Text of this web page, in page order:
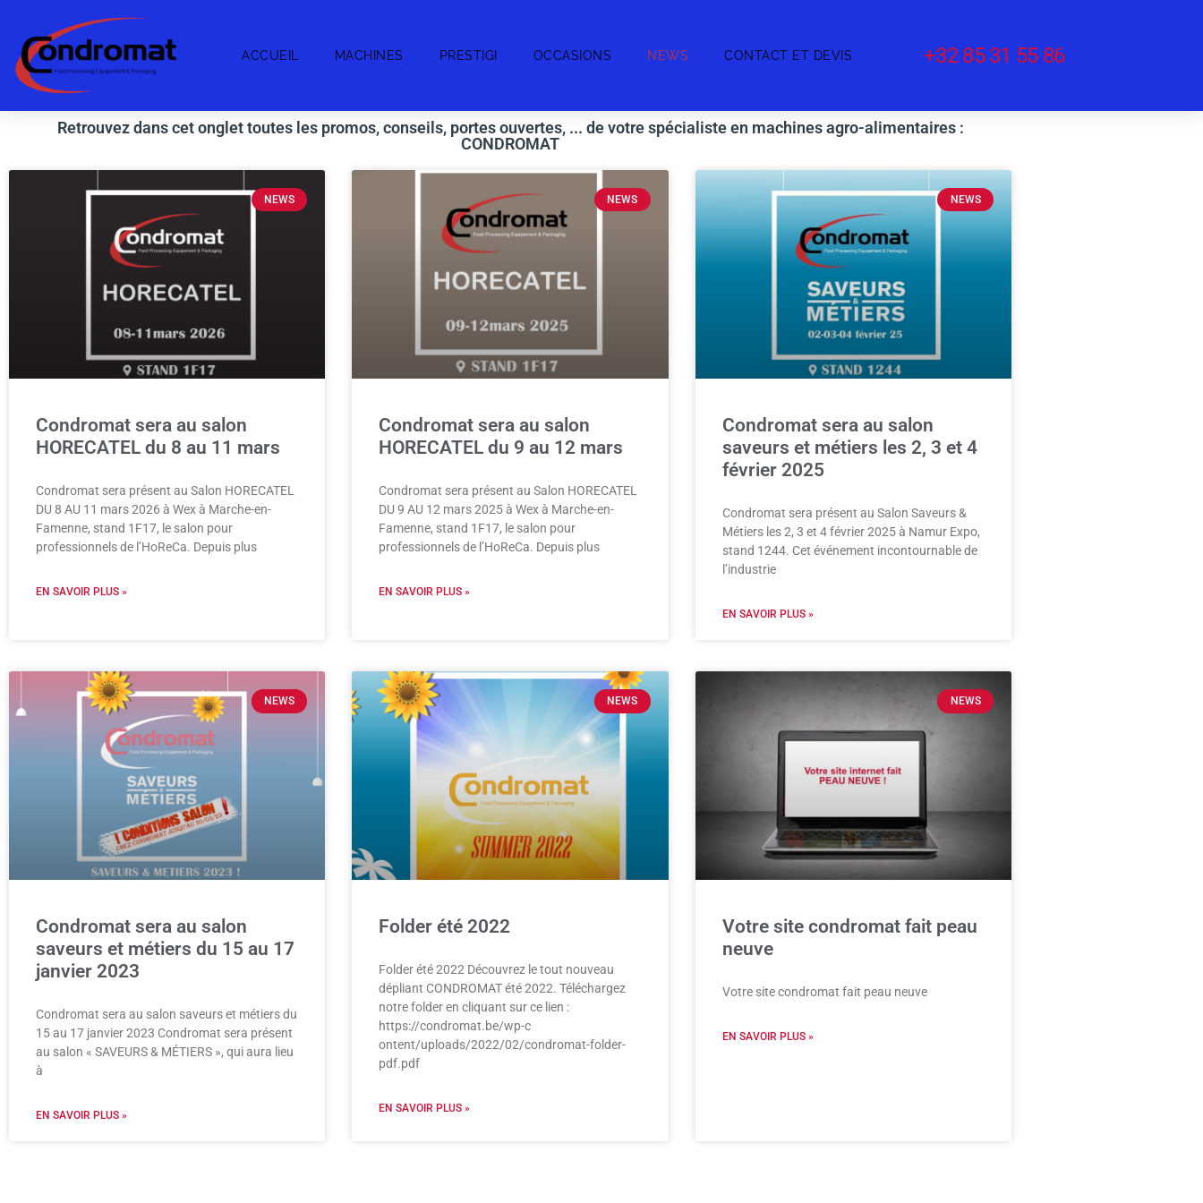
ACCUEIL MACHINES PRESTIGI OCCASIONS NEWS CONTACT ET DEVIS +32 85 31 55 86
Retrouvez dans cet onglet toutes les promos, conseils, portes ouvertes, ... de votre spécialiste en machines agro-alimentaires :
CONDROMAT
NEWS
Condromat sera au salon
HORECATEL du 8 au 11 mars
Condromat sera présent au Salon HORECATEL
DU 8 AU 11 mars 2026 à Wex à Marche-en-
Famenne, stand 1F17, le salon pour
professionnels de l’HoReCa. Depuis plus
EN SAVOIR PLUS »
NEWS
Condromat sera au salon
HORECATEL du 9 au 12 mars
Condromat sera présent au Salon HORECATEL
DU 9 AU 12 mars 2025 à Wex à Marche-en-
Famenne, stand 1F17, le salon pour
professionnels de l’HoReCa. Depuis plus
EN SAVOIR PLUS »
NEWS
Condromat sera au salon
saveurs et métiers les 2, 3 et 4
février 2025
Condromat sera présent au Salon Saveurs &
Métiers les 2, 3 et 4 février 2025 à Namur Expo,
stand 1244. Cet événement incontournable de
l’industrie
EN SAVOIR PLUS »
NEWS
Condromat sera au salon
saveurs et métiers du 15 au 17
janvier 2023
Condromat sera au salon saveurs et métiers du
15 au 17 janvier 2023 Condromat sera présent
au salon « SAVEURS & MÉTIERS », qui aura lieu
à
EN SAVOIR PLUS »
NEWS
Folder été 2022
Folder été 2022 Découvrez le tout nouveau
dépliant CONDROMAT été 2022. Téléchargez
notre folder en cliquant sur ce lien :
https://condromat.be/wp-c
ontent/uploads/2022/02/condromat-folder-
pdf.pdf
EN SAVOIR PLUS »
NEWS
Votre site condromat fait peau
neuve
Votre site condromat fait peau neuve
EN SAVOIR PLUS »